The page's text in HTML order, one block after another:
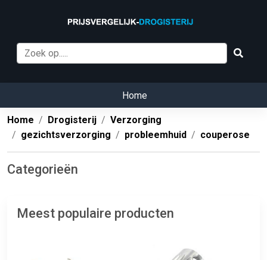
Home
Home Drogisterij
Verzorging
gezichtsverzorging
probleemhuid couperose
Categorieën
Meest populaire producten